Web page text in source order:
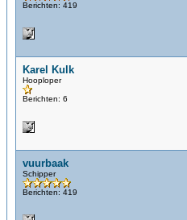
Berichten: 419
Karel Kulk
Hooploper
Berichten: 6
vuurbaak
Schipper
Berichten: 419